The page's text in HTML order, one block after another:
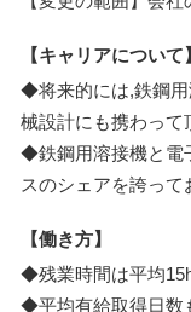
【キャリアについて】
◆将来的には,鉄鋼用
械設計にも携わって
◆鉄鋼用溶接機と電
スのシェアを誇って
【働き方】
◆残業時間は平均
◆平均有給取得日数